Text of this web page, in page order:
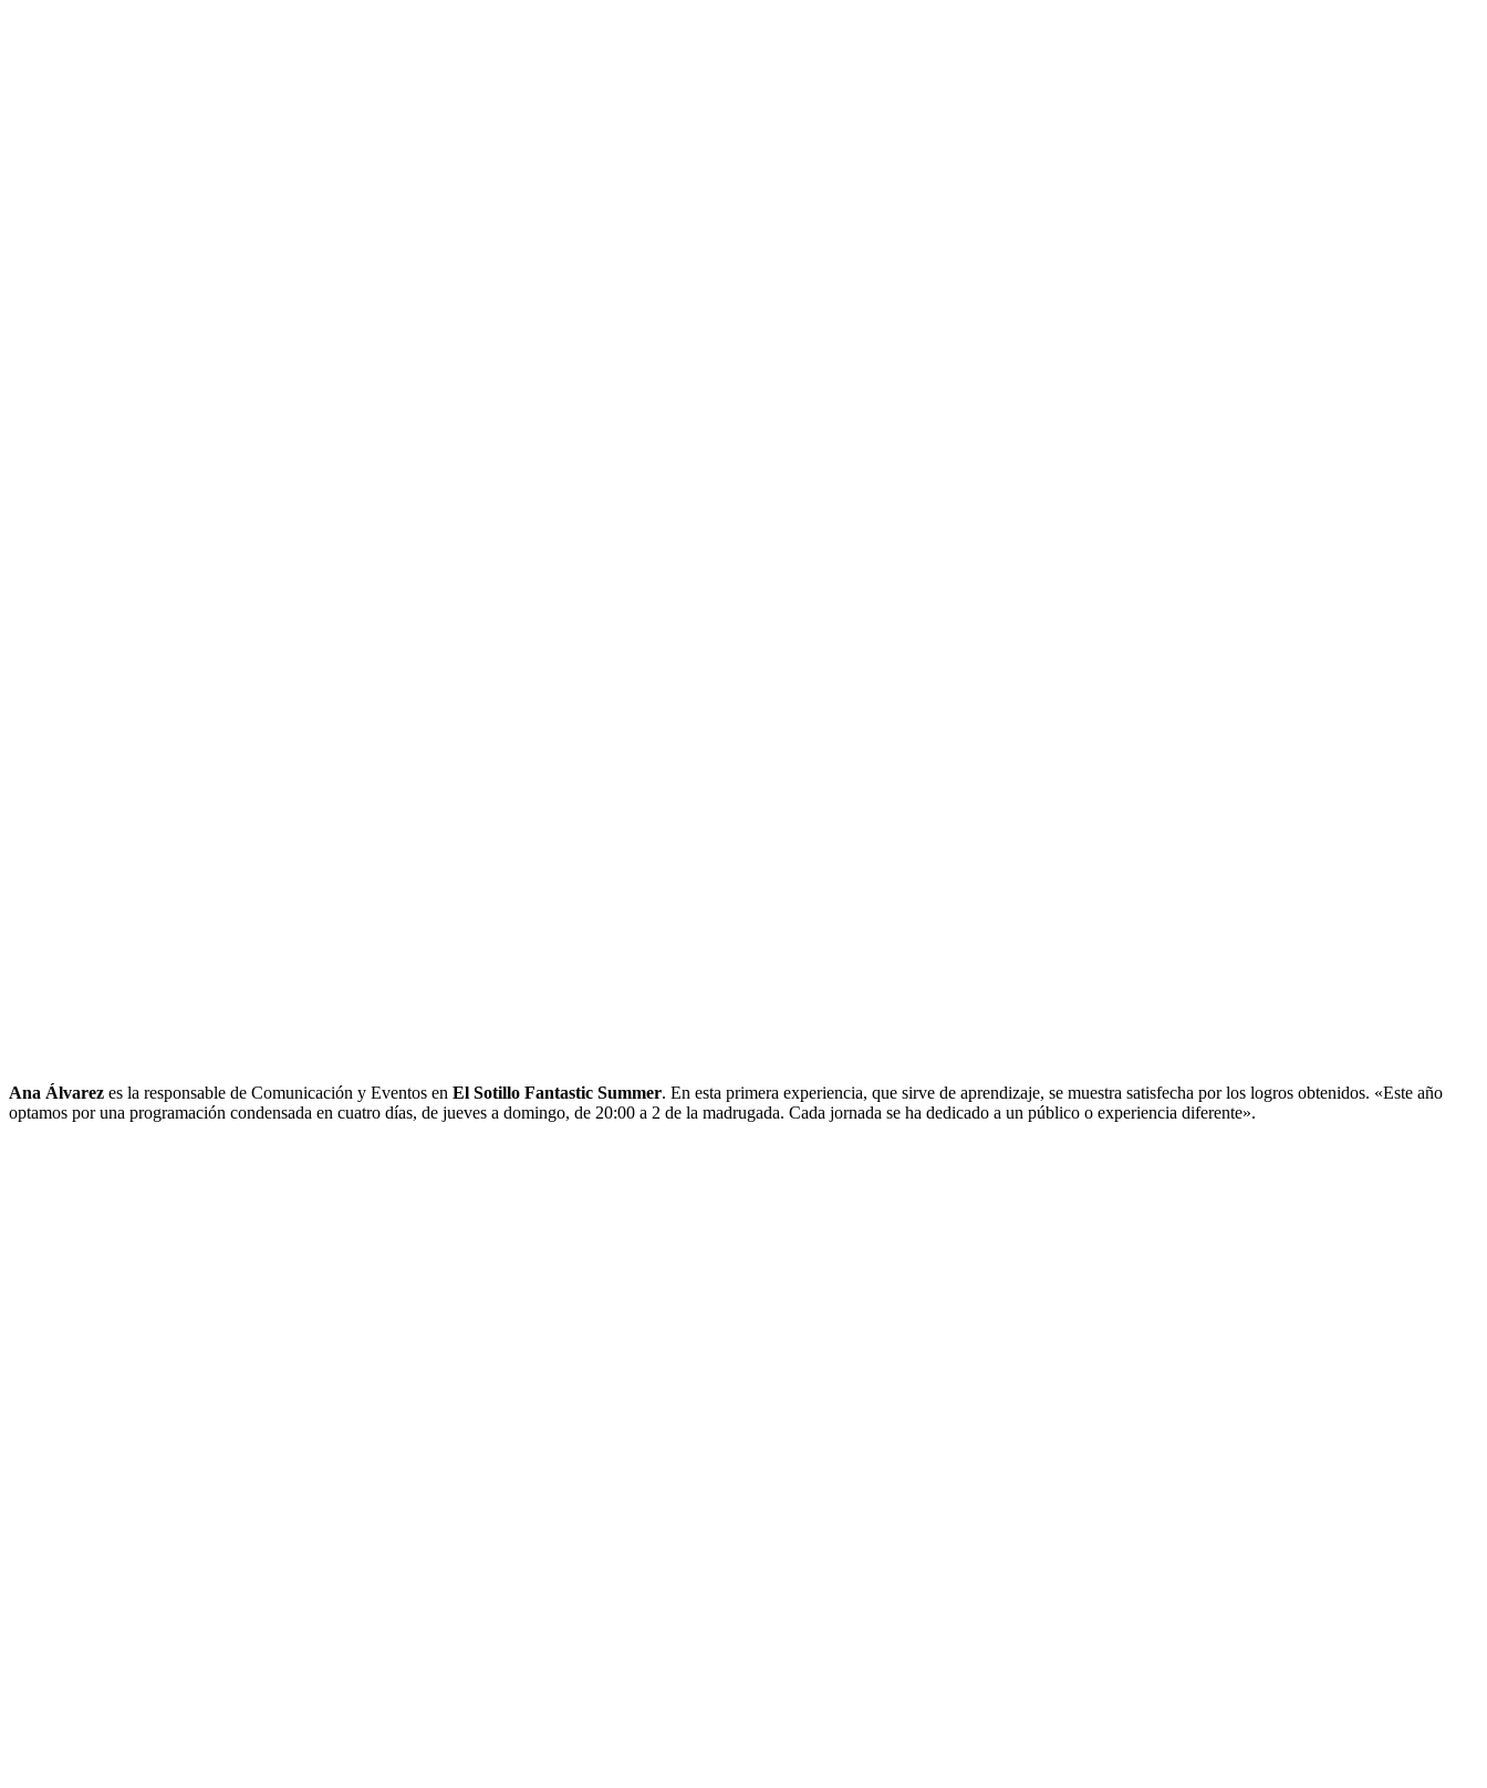
Ana Álvarez es la responsable de Comunicación y Eventos en El Sotillo Fantastic Summer. En esta primera experiencia, que sirve de aprendizaje, se muestra satisfecha por los logros obtenidos. «Este año
optamos por una programación condensada en cuatro días, de jueves a domingo, de 20:00 a 2 de la madrugada. Cada jornada se ha dedicado a un público o experiencia diferente».